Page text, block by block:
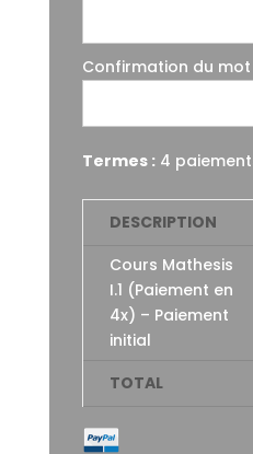
Confirmation du
Termes :4
DESCRIPTION
Cours Mathesis
I.1 (Paiement en
4x) – Paiement
initial
TOTAL